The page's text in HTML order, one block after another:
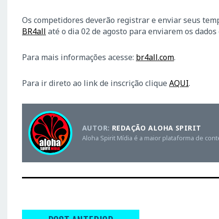
Os competidores deverão registrar e enviar seus
BR4all até o dia 02 de agosto para enviarem os
Para mais informações acesse: br4all.com.
Para ir direto ao link de inscrição clique AQUI.
AUTOR: REDAÇÃO ALOHA SPIRIT
Aloha Spirit Mídia é a maior plataforma de